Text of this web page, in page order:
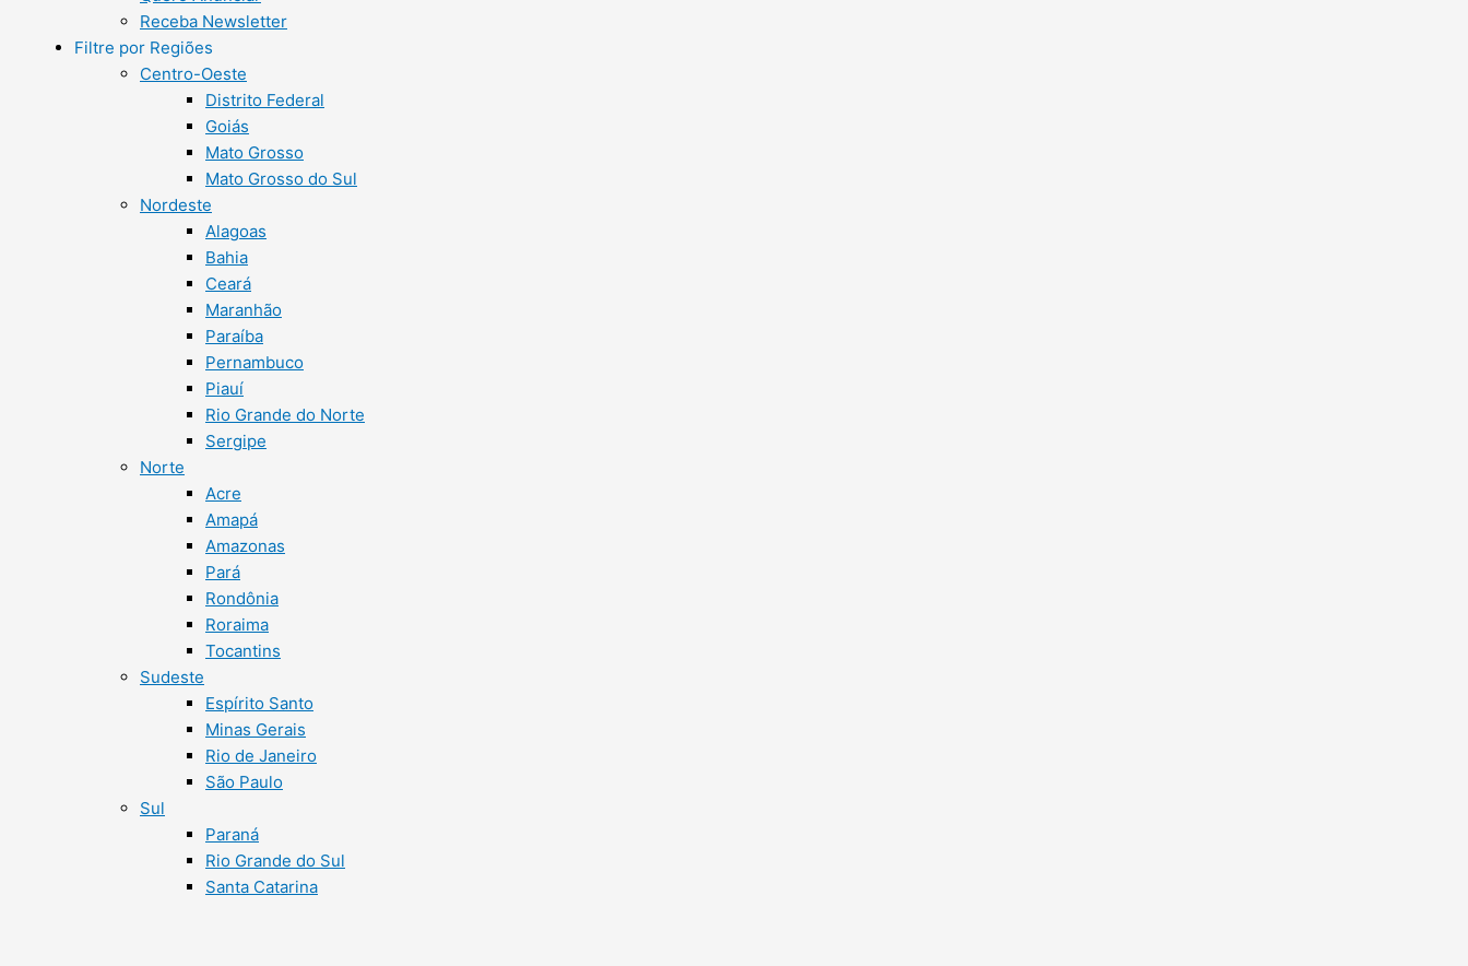
Receba Newsletter
Filtre por Regiões
Centro-Oeste
Distrito Federal
Goiás
Mato Grosso
Mato Grosso do Sul
Nordeste
Alagoas
Bahia
Ceará
Maranhão
Paraíba
Pernambuco
Piauí
Rio Grande do Norte
Sergipe
Norte
Acre
Amapá
Amazonas
Pará
Rondônia
Roraima
Tocantins
Sudeste
Espírito Santo
Minas Gerais
Rio de Janeiro
São Paulo
Sul
Paraná
Rio Grande do Sul
Santa Catarina